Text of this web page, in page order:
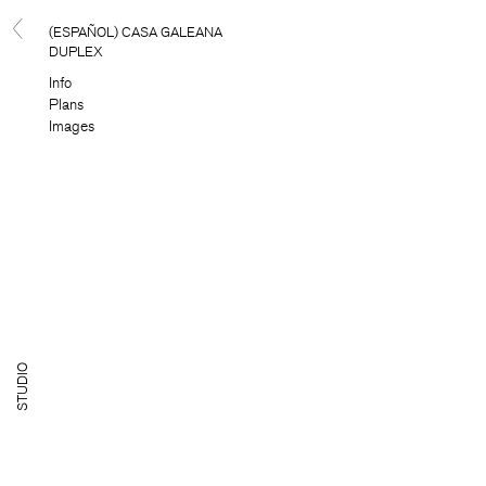
S
TUDIO
(ESPAÑOL) CASA GALEANA
DUPLEX
Info
Plans
Images